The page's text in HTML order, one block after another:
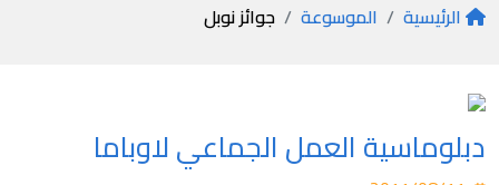
الرئيسية الموسوعة جوائز نوبل
دبلوماسية العمل الجماعي لاوباما